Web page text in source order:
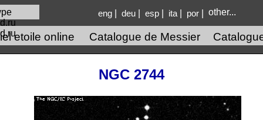
eng deu esp ita por other...
etoile online Catalogue de Messier
NGC 2744